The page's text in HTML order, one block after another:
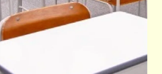
、そこに向けて努力をし、そして
積み重ねが皆さんを成長させてく
強や受験は大変そう、つらそうと
実際そうかもしれません。です
たちが一緒に考えたりサポートし
一緒に頑張っていきましょう。